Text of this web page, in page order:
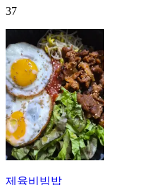
37
제육비빔밥